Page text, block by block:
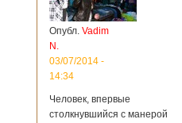
археологии и
культурных
реликвий. Площадь
участка, на
котором добывали
бирюзу, составляет
квадратных
километров.
Опубл. Vadim
N.
03/07/2014 -
14:34
Человек, впервые
столкнувшийся с манерой